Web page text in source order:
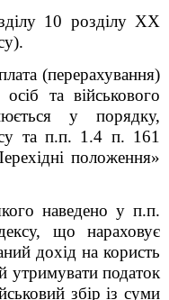
10 розділу XX
(перерахування)
та військового
у порядку,
та п.п. 1.4 п. 161
положення»
наведено у п.п.
що нараховує
дохід на користь
утримувати податок
збір із суми